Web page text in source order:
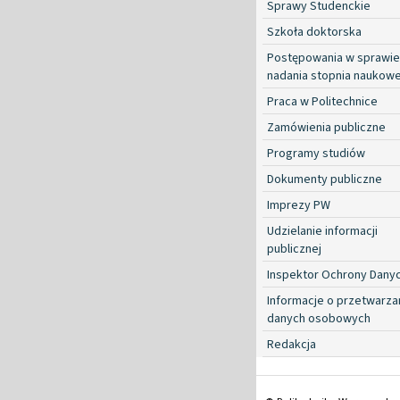
Sprawy Studenckie
Szkoła doktorska
Postępowania w sprawie
nadania stopnia
Praca w Politechnice
Zamówienia publiczne
Programy studiów
Dokumenty publiczne
Imprezy PW
Udzielanie informacji
publicznej
Inspektor Ochrony
Informacje o
danych osobowych
Redakcja